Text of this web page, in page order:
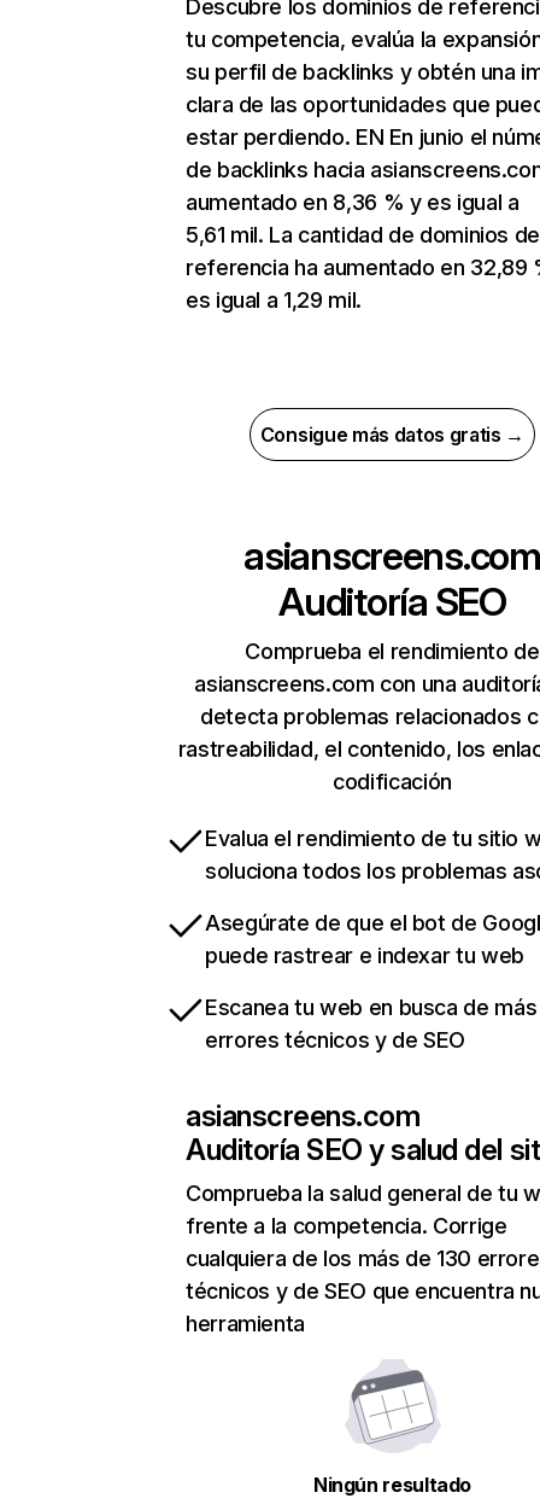
Descubre los dominios de
tu competencia, evalúa la
su perfil de backlinks y obtén una
clara de las oportunidades que
estar perdiendo. EN En junio el
de backlinks hacia
aumentado en 8,36 % y es igual a
5,61 mil. La cantidad de dominios de
referencia ha aumentado en 32,89
es igual a 1,29 mil.
Consigue más datos gratis →
asianscreens.com
Auditoría SEO
Comprueba el rendimiento de
asianscreens.com con una
detecta problemas relacionados
rastreabilidad, el contenido, los
codificación
Evalua el rendimiento de tu sitio
soluciona todos los problemas
Asegúrate de que el bot de
puede rastrear e indexar tu web
Escanea tu web en busca de
errores técnicos y de SEO
asianscreens.com
Auditoría SEO y salud del
Comprueba la salud general de tu
frente a la competencia. Corrige
cualquiera de los más de 130
técnicos y de SEO que encuentra
herramienta
Ningún resultado